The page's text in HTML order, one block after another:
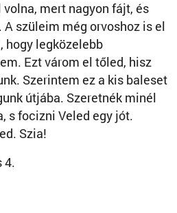
mert nagyon fájt, és
szüleim még orvoshoz is el
hogy legközelebb
Ezt várom el tőled, hisz
Szerintem ez a kis baleset
útjába. Szeretnék minél
s focizni Veled egy jót.
Szia!
4.